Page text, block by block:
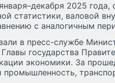
2025
статистики, валовой
с аналогичным
в пресс-службе
государства
экономики. За
промышленность,